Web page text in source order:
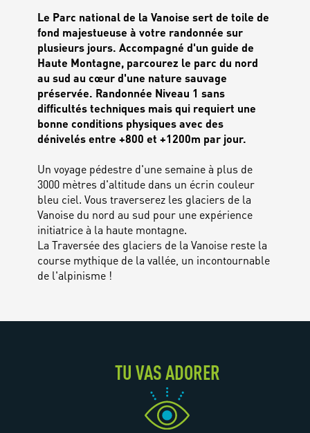
Le Parc national de la Vanoise sert de toile de
fond majestueuse à votre randonnée sur
plusieurs jours. Accompagné d'un guide de
Haute Montagne, parcourez le parc du nord
au sud au cœur d'une nature sauvage
préservée. Randonnée Niveau 1 sans
difficultés techniques mais qui requiert une
bonne conditions physiques avec des
dénivelés entre +800 et +1200m par jour.
Un voyage pédestre d'une semaine à plus de
3000 mètres d'altitude dans un écrin couleur
bleu ciel. Vous traverserez les glaciers de la
Vanoise du nord au sud pour une expérience
initiatrice à la haute montagne.
La Traversée des glaciers de la Vanoise reste la
course mythique de la vallée, un incontournable
de l'alpinisme !
TU VAS ADORER